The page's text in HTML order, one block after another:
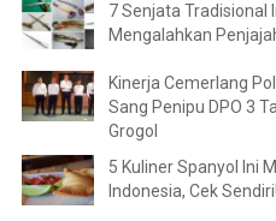
7 Senjata Tradisional
Mengalahkan
Kinerja Cemerlang
Sang Penipu DPO 3
Grogol
5 Kuliner Spanyol Ini
Indonesia, Cek Sendiri!